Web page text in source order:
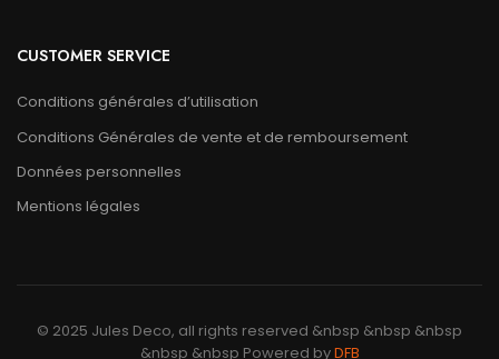
CUSTOMER SERVICE
Conditions générales d’utilisation
Conditions Générales de vente et de remboursement
Données personnelles
Mentions légales
© 2025 Jules Deco, all rights reserved &nbsp &nbsp &nbsp
&nbsp &nbsp Powered byDFB